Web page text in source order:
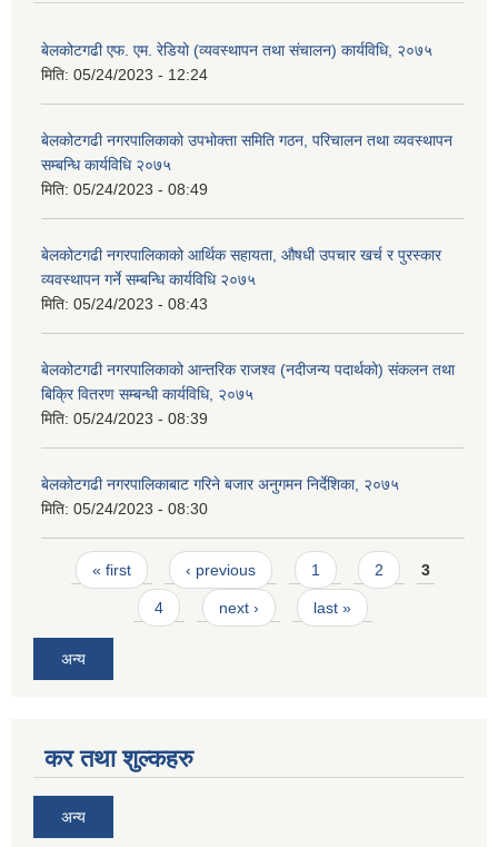
बेलकोटगढी एफ. एम. रेडियो (व्यवस्थापन तथा संचालन) कार्यविधि, २०७५
मिति: 05/24/2023 - 12:24
बेलकोटगढी नगरपालिकाको उपभोक्ता समिति गठन, परिचालन तथा व्यवस्थापन
सम्बन्धि कार्यविधि २०७५
मिति: 05/24/2023 - 08:49
बेलकोटगढी नगरपालिकाको आर्थिक सहायता, औषधी उपचार खर्च र पुरस्कार
व्यवस्थापन गर्ने सम्बन्धि कार्यविधि २०७५
मिति: 05/24/2023 - 08:43
बेलकोटगढी नगरपालिकाको आन्तरिक राजश्व (नदीजन्य पदार्थको) संकलन तथा
बिक्रि वितरण सम्बन्धी कार्यविधि, २०७५
मिति: 05/24/2023 - 08:39
बेलकोटगढी नगरपालिकाबाट गरिने बजार अनुगमन निर्देशिका, २०७५
मिति: 05/24/2023 - 08:30
Pages
« first ‹ previous 1 2 3
4 next › last »
अन्य
कर तथा शुल्कहरु
अन्य